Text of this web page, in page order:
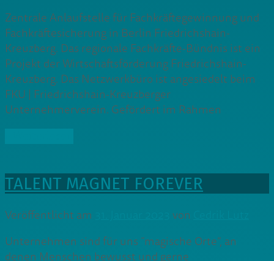
Zentrale Anlaufstelle für Fachkräftegewinnung und
Fachkräftesicherung in Berlin Friedrichshain-
Kreuzberg. Das regionale Fachkräfte-Bündnis ist ein
Projekt der Wirtschaftsförderung Friedrichshain-
Kreuzberg. Das Netzwerkbüro ist angesiedelt beim
FKU | Friedrichshain-Kreuzberger
Unternehmerverein. Gefördert im Rahmen
TALENT MAGNET FOREVER
Veröffentlicht am von
Unternehmen sind für uns “magische Orte”, an
denen Menschen bewusst und gerne